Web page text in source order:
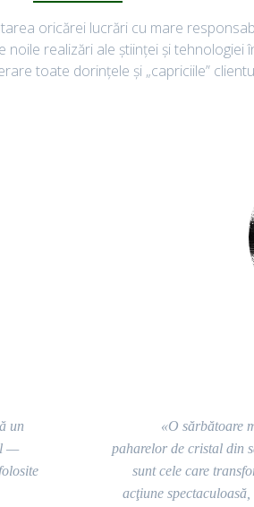
oricărei lucrări cu mare
realizări ale ştiinţei şi
toate dorinţele şi „capriciile”
un
—
«O sărbătoare
paharelor de cristal din
sunt cele care
acţiune